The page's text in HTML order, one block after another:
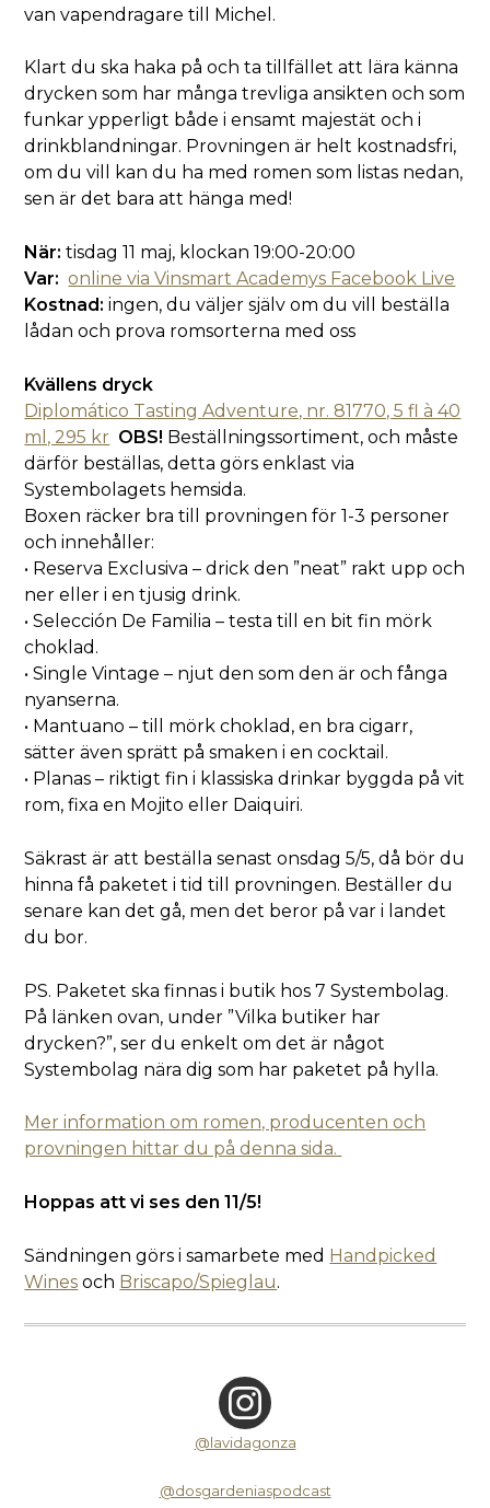
van vapendragare till Michel.
Klart du ska haka på och ta tillfället att lära känna
drycken som har många trevliga ansikten och som
funkar ypperligt både i ensamt majestät och i
drinkblandningar. Provningen är helt kostnadsfri,
om du vill kan du ha med romen som listas nedan,
sen är det bara att hänga med!
När: tisdag 11 maj, klockan 19:00-20:00
Var: online via Vinsmart Academys Facebook Live
Kostnad: ingen, du väljer själv om du vill beställa
lådan och prova romsorterna med oss
Kvällens dryck
Diplomático Tasting Adventure, nr. 81770, 5 fl à 40
ml, 295 kr OBS! Beställningssortiment, och måste
därför beställas, detta görs enklast via
Systembolagets hemsida.
Boxen räcker bra till provningen för 1-3 personer
och innehåller:
• Reserva Exclusiva – drick den ”neat” rakt upp och
ner eller i en tjusig drink.
• Selección De Familia – testa till en bit fin mörk
choklad.
• Single Vintage – njut den som den är och fånga
nyanserna.
• Mantuano – till mörk choklad, en bra cigarr,
sätter även sprätt på smaken i en cocktail.
• Planas – riktigt fin i klassiska drinkar byggda på vit
rom, fixa en Mojito eller Daiquiri.
Säkrast är att beställa senast onsdag 5/5, då bör du
hinna få paketet i tid till provningen. Beställer du
senare kan det gå, men det beror på var i landet
du bor.
PS. Paketet ska finnas i butik hos 7 Systembolag.
På länken ovan, under ”Vilka butiker har
drycken?”, ser du enkelt om det är något
Systembolag nära dig som har paketet på hylla.
Mer information om romen, producenten och
provningen hittar du på denna sida.
Hoppas att vi ses den 11/5!
Sändningen görs i samarbete med Handpicked
Wines och Briscapo/Spieglau.
@lavidagonza
@dosgardeniaspodcast